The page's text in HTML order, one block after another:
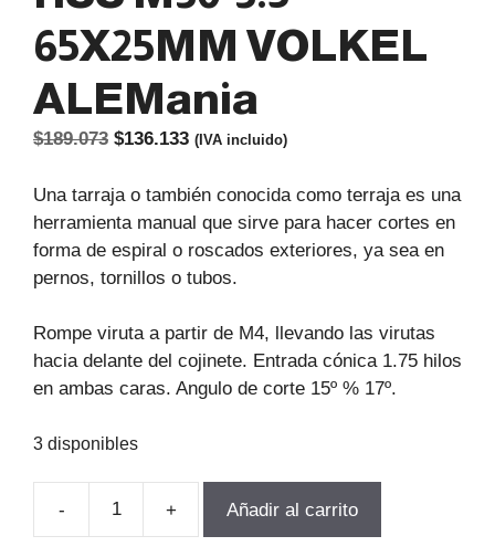
65X25MM VOLKEL
ALEMania
$189.073 El
original
era:
$189.073.
$136.133El
actual
es:
$136.133.
(IVA incluido)
Una tarraja o también conocida como terraja es una
herramienta manual que sirve para hacer cortes en
forma de espiral o roscados exteriores, ya sea en
pernos, tornillos o tubos.
Rompe viruta a partir de M4, llevando las virutas
hacia delante del cojinete. Entrada cónica 1.75 hilos
en ambas caras. Angulo de corte 15º % 17º.
3 disponibles
-
TERRAJA
+ Añadir al carrito